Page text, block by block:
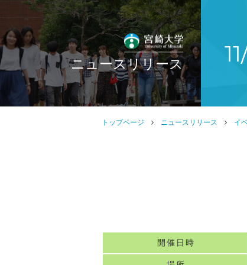
ニュースリリース
トップページ ニュースリリース イ
開催日時